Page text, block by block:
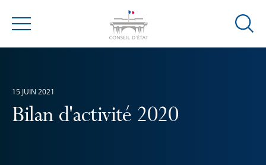
Menu
Ouvrir
Bilan d'activité 2020
15 JUIN 2021